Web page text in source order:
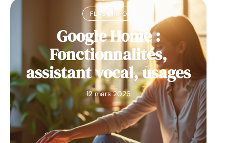
FLASH INFO
Google Home :
Fonctionnalités,
assistant vocal, usages
12 mars 2026